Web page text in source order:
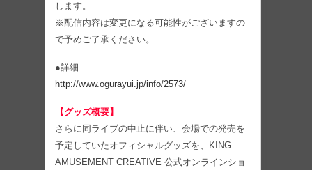
します。
※配信内容は変更になる可能性がございますの
で予めご了承ください。
●詳細
http://www.ogurayui.jp/info/2573/
【グッズ概要】
さらに同ライブの中止に伴い、会場での発売を
予定していたオフィシャルグッズを、KING
AMUSEMENT CREATIVE 公式オンラインショ